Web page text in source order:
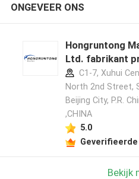
ONGEVEER ONS
Hongruntong
Ltd. fabrikant
C1-7, Xuhui
North 2nd Street,
Beijing City, P.R.
,CHINA
5.0
Bekijk